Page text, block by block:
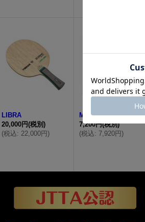
LIBRA
20,000円(税別)
(税込: 22,000円)
MK7
7,200円(税別)
(税込: 7,920円)